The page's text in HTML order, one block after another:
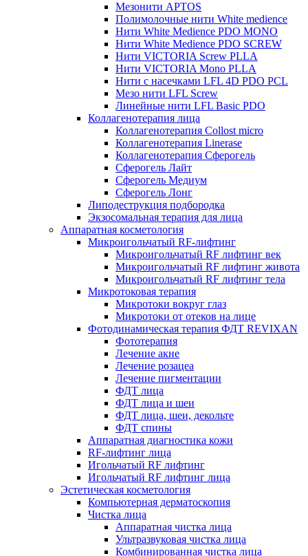
Мезонити APTOS
Полимолочные нити White medience
Нити White Medience PDO MONO
Нити White Medience PDO SCREW
Нити VICTORIA Screw PLLA
Нити VICTORIA Mono PLLA
Нити с насечками LFL 4D PDO PCL
Мезо нити LFL Screw
Линейные нити LFL Basic PDO
Коллагенотерапия лица
Коллагенотерапия Collost micro
Коллагенотерапия Linerase
Коллагенотерапия Сферогель
Сферогель Лайт
Сферогель Медиум
Сферогель Лонг
Липодеструкция подбородка
Экзосомальная терапия для лица
Аппаратная косметология
Микроигольчатый RF-лифтинг
Микроигольчатый RF лифтинг век
Микроигольчатый RF лифтинг живота
Микроигольчатый RF лифтинг тела
Микротоковая терапия
Микротоки вокруг глаз
Микротоки от отеков на лице
Фотодинамическая терапия ФДТ REVIXAN
Фототерапия
Лечение акне
Лечение розацеа
Лечение пигментации
ФДТ лица
ФДТ лица и шеи
ФДТ лица, шеи, декольте
ФДТ спины
Аппаратная диагностика кожи
RF-лифтинг лица
Игольчатый RF лифтинг
Игольчатый RF лифтинг лица
Эстетическая косметология
Компьютерная дерматоскопия
Чистка лица
Аппаратная чистка лица
Ультразвуковая чистка лица
Комбинированная чистка лица